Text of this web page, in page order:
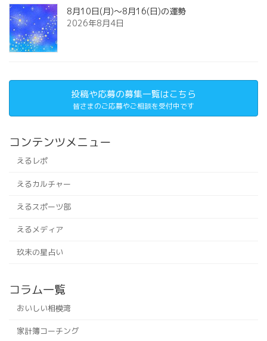
8月10日(月)～8月16(日)の運勢
2026年8月4日
投稿や応募の募集一覧はこちら
皆さまのご応募やご相談を受付中です
コンテンツメニュー
えるレポ
えるカルチャー
えるスポーツ部
えるメディア
玖未の星占い
コラム一覧
おいしい相模湾
家計簿コーチング